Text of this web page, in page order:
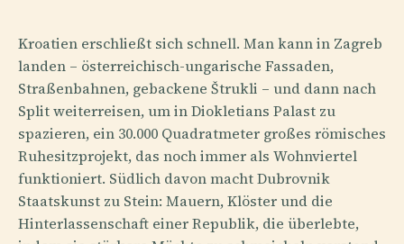
Kroatien erschließt sich schnell. Man kann in Zagreb
landen – österreichisch-ungarische Fassaden,
Straßenbahnen, gebackene Štrukli – und dann nach
Split weiterreisen, um in Diokletians Palast zu
spazieren, ein 30.000 Quadratmeter großes römisches
Ruhesitzprojekt, das noch immer als Wohnviertel
funktioniert. Südlich davon macht Dubrovnik
Staatskunst zu Stein: Mauern, Klöster und die
Hinterlassenschaft einer Republik, die überlebte,